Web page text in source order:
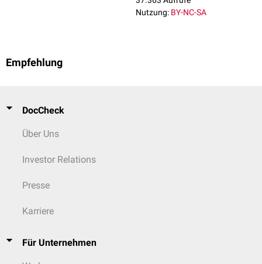
Nutzung: BY-NC-SA
Empfehlung
DocCheck
Über Uns
Investor Relations
Presse
Karriere
Für Unternehmen